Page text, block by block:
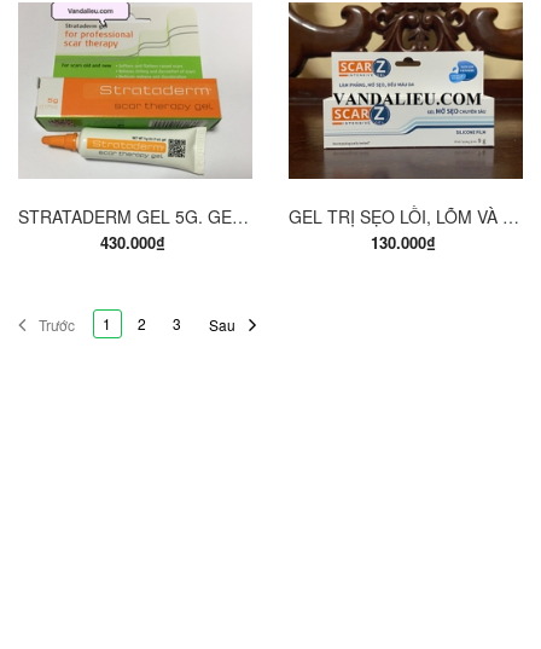
STRATADERM GEL 5G. GEL ĐIỀU TRỊ SẸO XẤU.
430.000₫
GEL TRỊ SẸO LỒI, LÕM VÀ VẾT RẠN DA SCAR Z FOR SCAR 12G.
130.000₫
Trước 1 2 3 Sau